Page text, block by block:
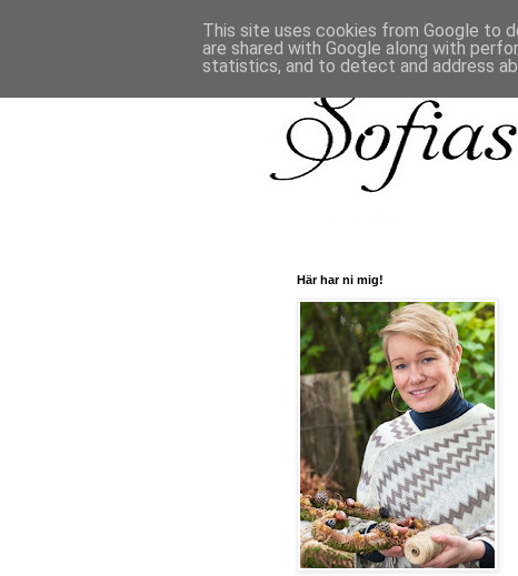
Här har ni mig!
This site uses cookies from Google to
are shared with Google along with
statistics, and to detect and address